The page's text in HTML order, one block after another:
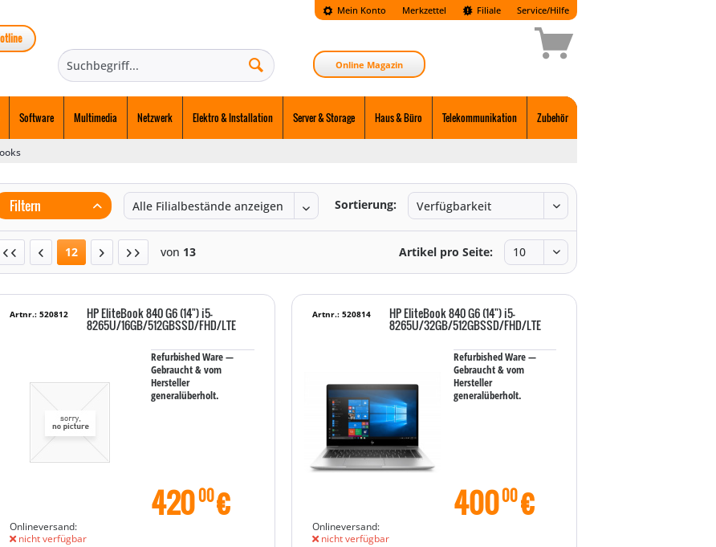
Mein Konto Merkzettel Filiale Service/Hilfe
Online Magazin
Software Multimedia Netzwerk Elektro & Installation Server & Storage Haus & Büro Telekommunikation Zubehör
Filtern Sortierung:
12 von 13 Artikel pro Seite:
HP EliteBook 840 G6 (14") i5-
8265U/16GB/512GBSSD/FHD/LTE
Refurbished Ware —
Gebraucht & vom
Hersteller
generalüberholt.
Artnr.: 520812
42000€
Onlineversand:
nicht verfügbar
HP EliteBook 840 G6 (14") i5-
8265U/32GB/512GBSSD/FHD/LTE
Refurbished Ware —
Gebraucht & vom
Hersteller
generalüberholt.
Artnr.: 520814
40000€
Onlineversand:
nicht verfügbar